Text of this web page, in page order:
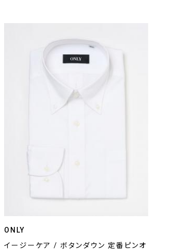
ONLY
イージーケア / ボタンダウン 定番ピンオ